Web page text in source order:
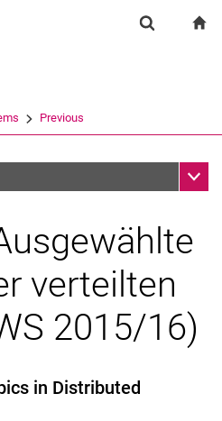
Springe direkt zu: Inhalt
Springe direkt zu: Suche
Springe direkt zu:
(öffnet externen Link in einem
Previous
verteilten
2015/16)
in Distributed